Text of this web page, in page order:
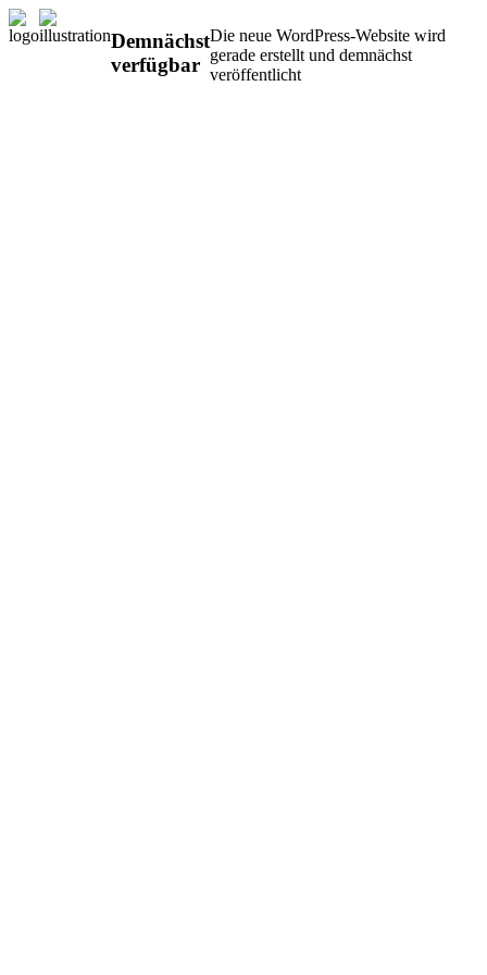
Demnächst
verfügbar
Die neue WordPress-Website wird
gerade erstellt und demnächst
veröffentlicht